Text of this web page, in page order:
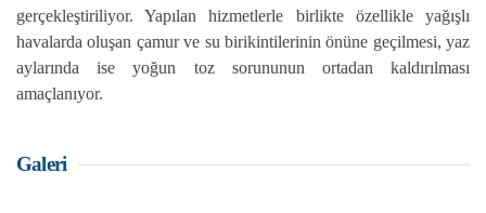
gerçekleştiriliyor. Yapılan hizmetlerle birlikte özellikle yağışlı
havalarda oluşan çamur ve su birikintilerinin önüne geçilmesi, yaz
aylarında ise yoğun toz sorununun ortadan kaldırılması
amaçlanıyor.
Galeri